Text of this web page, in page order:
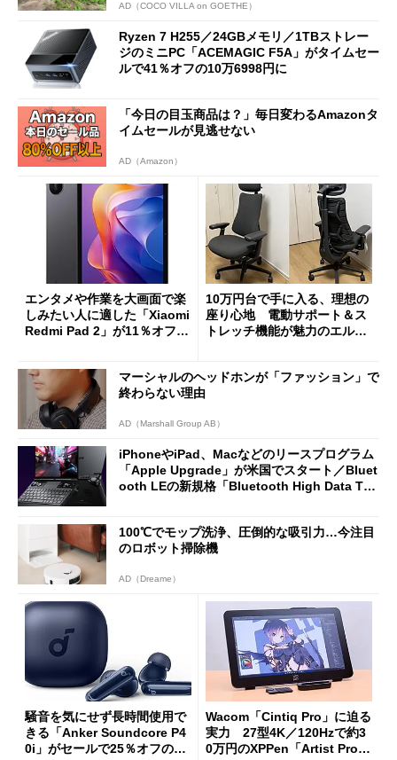
AD（COCO VILLA on GOETHE）
Ryzen 7 H255／24GBメモリ／1TBストレー
ジのミニPC「ACEMAGIC F5A」がタイムセー
ルで41％オフの10万6998円に
「今日の目玉商品は？」毎日変わるAmazonタ
イムセールが見逃せない
AD（Amazon）
エンタメや作業を大画面で楽
しみたい人に適した「Xiaomi
Redmi Pad 2」が11％オフの
10万円台で手に入る、理想の
座り心地 電動サポート＆ス
トレッチ機能が魅力のエルゴ
マーシャルのヘッドホンが「ファッション」で
終わらない理由
AD（Marshall Group AB）
iPhoneやiPad、Macなどのリースプログラム
「Apple Upgrade」が米国でスタート／Bluet
ooth LEの新規格「Bluetooth High Data Thr
100℃でモップ洗浄、圧倒的な吸引力…今注目
のロボット掃除機
AD（Dreame）
騒音を気にせず長時間使用で
きる「Anker Soundcore P4
0i」がセールで25％オフの59
Wacom「Cintiq Pro」に迫る
実力 27型4K／120Hzで約3
0万円のXPPen「Artist Pro 2